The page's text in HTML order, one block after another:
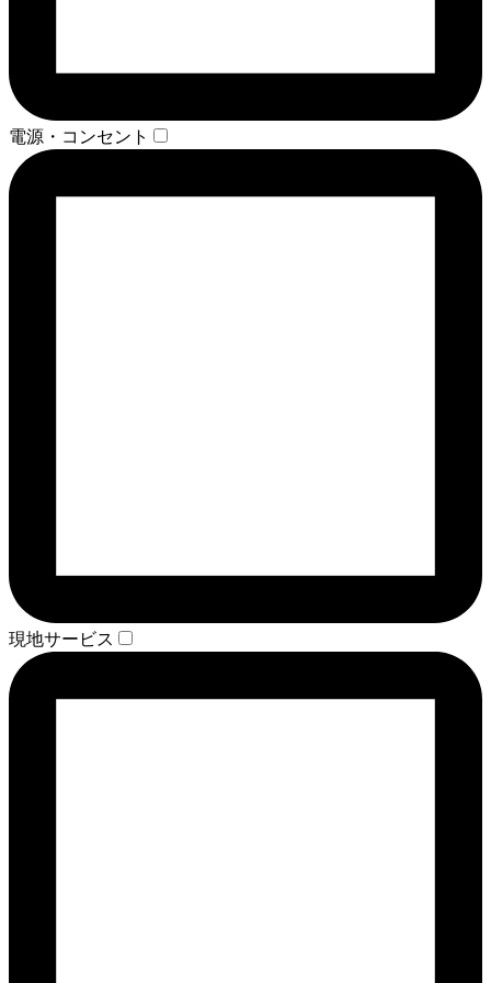
電源・コンセント
現地サービス